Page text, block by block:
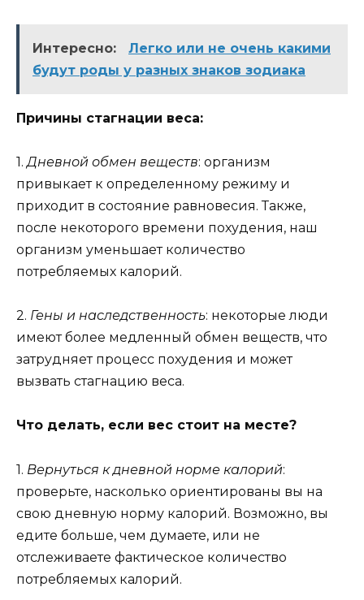
Интересно:
Легко или не очень какими
будут роды у разных знаков зодиака
Причины стагнации веса:
1.Дневной обмен веществ: организм
привыкает к определенному режиму и
приходит в состояние равновесия. Также,
после некоторого времени похудения, наш
организм уменьшает количество
потребляемых калорий.
2. Гены и наследственность: некоторые люди
имеют более медленный обмен веществ, что
затрудняет процесс похудения и может
вызвать стагнацию веса.
Что делать, если вес стоит на месте?
1. Вернуться к дневной норме калорий:
проверьте, насколько ориентированы вы на
свою дневную норму калорий. Возможно, вы
едите больше, чем думаете, или не
отслеживаете фактическое количество
потребляемых калорий.